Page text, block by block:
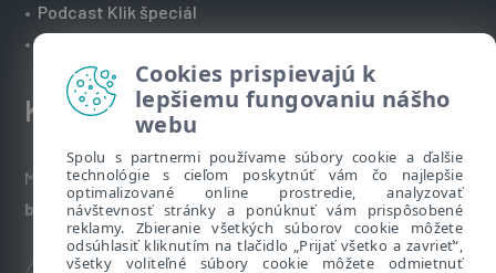
• Podcast Klik špeciál
•Technická podpora spoločnosti ESET
Kontakt
Máte nezodpovedané otázky? Napíšte nám:
bezpecnenanete@eset.sk
Cookies prispievajú k
lepšiemu fungovaniu nášho
webu
Spolu s partnermi používame súbory cookie a ďalšie
technológie s cieľom poskytnúť vám čo najlepšie
optimalizované online prostredie, analyzovať
návštevnosť stránky a ponúknuť vám prispôsobené
reklamy. Zbieranie všetkých súborov cookie môžete
odsúhlasiť kliknutím na tlačidlo „Prijať všetko a zavrieť“,
všetky voliteľné súbory cookie môžete odmietnuť